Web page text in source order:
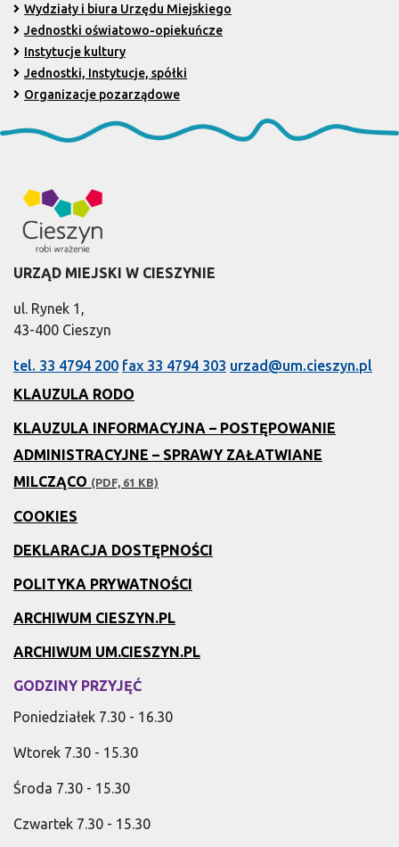
Wydziały i biura Urzędu Miejskiego
Jednostki oświatowo-opiekuńcze
Instytucje kultury
Jednostki, Instytucje, spółki
Organizacje pozarządowe
URZĄD MIEJSKI W CIESZYNIE
ul. Rynek 1,
43-400 Cieszyn
tel. 33 4794 200 fax 33 4794 303 urzad@um.cieszyn.pl
KLAUZULA RODO
KLAUZULA INFORMACYJNA – POSTĘPOWANIE
ADMINISTRACYJNE – SPRAWY ZAŁATWIANE
MILCZĄCO (PDF, 61 KB)
COOKIES
DEKLARACJA DOSTĘPNOŚCI
POLITYKA PRYWATNOŚCI
ARCHIWUM CIESZYN.PL
ARCHIWUM UM.CIESZYN.PL
GODZINY PRZYJĘĆ
Poniedziałek 7.30 - 16.30
Wtorek 7.30 - 15.30
Środa 7.30 - 15.30
Czwartek 7.30 - 15.30